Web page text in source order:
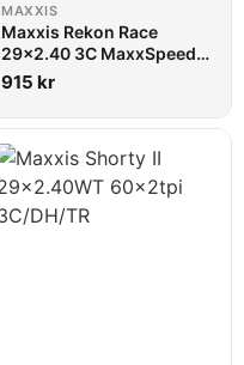
MAXXIS
Maxxis Rekon Race
29x2.40 3C MaxxSpeed /
EXO / TR | 120 TPI
915 kr